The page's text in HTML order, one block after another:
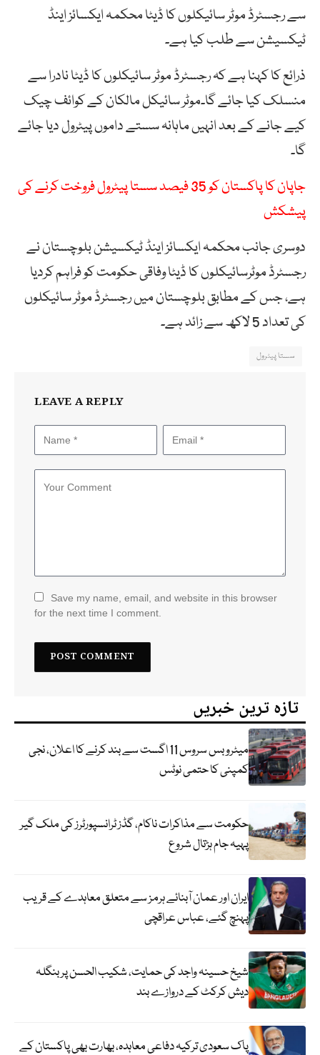
سے رجسٹرڈ موٹر سائیکلوں کا ڈیٹا محکمہ ایکسائز اینڈ
ٹیکسیشن سے طلب کیا ہے۔
ذرائع کا کہنا ہے کہ رجسٹرڈ موٹر سائیکلوں کا ڈیٹا نادرا سے
منسلک کیا جائے گا۔موٹر سائیکل مالکان کے کوائف چیک
کیے جانے کے بعد انہیں ماہانہ سستے داموں پیٹرول دیا جائے
گا۔
جاپان کا پاکستان کو 35 فیصد سستا پیٹرول فروخت کرنے کی
پیشکش
دوسری جانب محکمہ ایکسائز اینڈ ٹیکسیشن بلوچستان نے
رجسٹرڈ موٹرسائیکلوں کا ڈیٹا وفاقی حکومت کو فراہم کردیا
ہے، جس کے مطابق بلوچستان میں رجسٹرڈ موٹر سائیکلوں
کی تعداد 5 لاکھ سے زائد ہے۔
سستا پیٹرول
LEAVE A REPLY
Save my name, email, and website in this browser
for the next time I comment.
تازہ ترین خبریں
میٹرو بس سروس 11 اگست سے بند کرنے کا اعلان، نجی
کمپنی کا حتمی نوٹس
حکومت سے مذاکرات ناکام، گڈز ٹرانسپورٹرز کی ملک گیر
پہیہ جام ہڑتال شروع
ایران اور عمان آبنائے ہرمز سے متعلق معاہدے کے قریب
پہنچ گئے، عباس عراقچی
شیخ حسینہ واجد کی حمایت، شکیب الحسن پر بنگلہ
دیش کرکٹ کے دروازے بند
پاک سعودی ترکیہ دفاعی معاہدہ، بھارت بھی پاکستان کے